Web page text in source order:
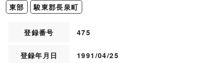
東部 駿東郡長泉町
登録番号 475
登録年月日 1991/04/25